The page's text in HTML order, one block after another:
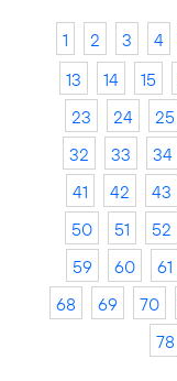
1 2 3 4
13
14 15
23
24 25
32
33 34
41
42 43
50
51 52
59
60 61
68
69 70
78